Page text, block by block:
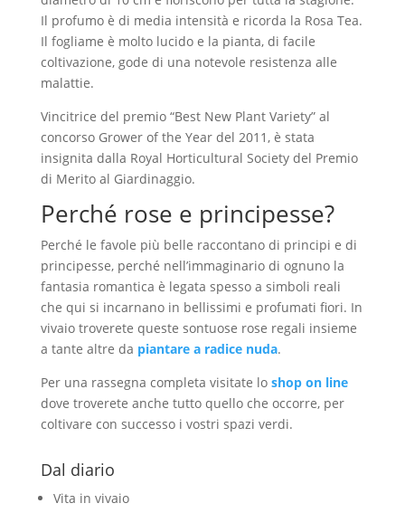
Il profumo è di media intensità e ricorda la Rosa Tea.
Il fogliame è molto lucido e la pianta, di facile
coltivazione, gode di una notevole resistenza alle
malattie.
Vincitrice del premio “Best New Plant Variety” al
concorso Grower of the Year del 2011, è stata
insignita dalla Royal Horticultural Society del Premio
di Merito al Giardinaggio.
Perché rose e principesse?
Perché le favole più belle raccontano di principi e di
principesse, perché nell’immaginario di ognuno la
fantasia romantica è legata spesso a simboli reali
che qui si incarnano in bellissimi e profumati fiori. In
vivaio troverete queste sontuose rose regali insieme
a tante altre da piantare a radice nuda.
Per una rassegna completa visitate lo shop on line
dove troverete anche tutto quello che occorre, per
coltivare con successo i vostri spazi verdi.
Dal diario
Vita in vivaio